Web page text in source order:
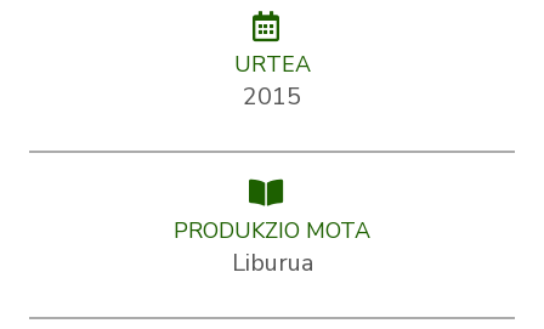
URTEA
2015
PRODUKZIO MOTA
Liburua